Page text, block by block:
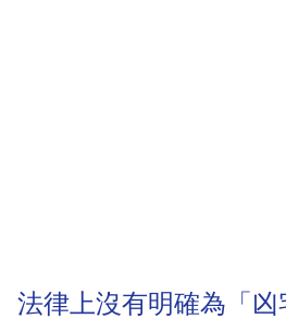
法律上沒有明確為「凶